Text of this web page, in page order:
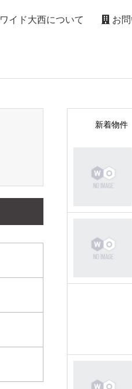
ワイド大西について お
新着物件